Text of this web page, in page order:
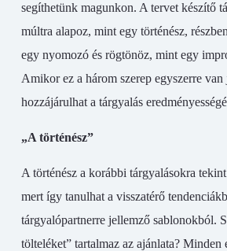
segíthetünk magunkon. A tervet készítő
múltra alapoz, mint egy történész,
egy nyomozó és rögtönöz, mint egy
Amikor ez a három szerep egyszerre van
hozzájárulhat a tárgyalás
„A történész”
A történész a korábbi tárgyalásokra
mert így tanulhat a visszatérő
tárgyalópartnerre jellemző sablonokból.
tölteléket” tartalmaz az ajánlata? Minden